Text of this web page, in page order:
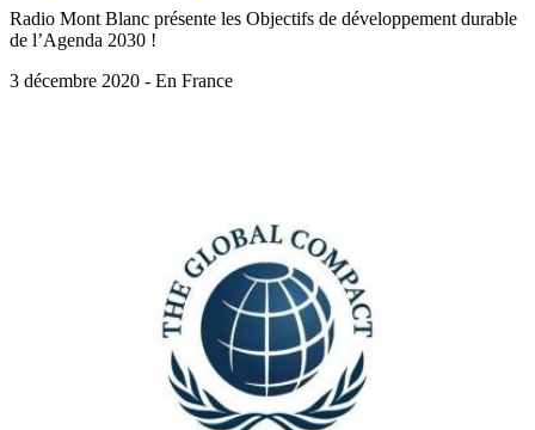
Radio Mont Blanc présente les Objectifs de développement durable
de l’Agenda 2030 !
3 décembre 2020 - En France